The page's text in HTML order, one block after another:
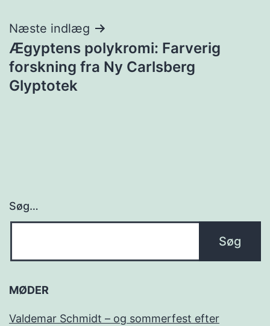
Næste indlæg
Ægyptens polykromi: Farverig
forskning fra Ny Carlsberg
Glyptotek
Søg…
MØDER
Valdemar Schmidt – og sommerfest efter